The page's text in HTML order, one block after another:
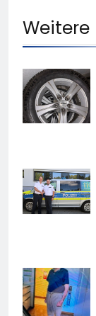
Weitere